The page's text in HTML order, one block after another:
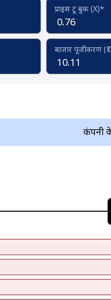
प्राइस टू बुक (X)*
0.76
बाजार पूंजीकरण (₹
10.11
कंपनी